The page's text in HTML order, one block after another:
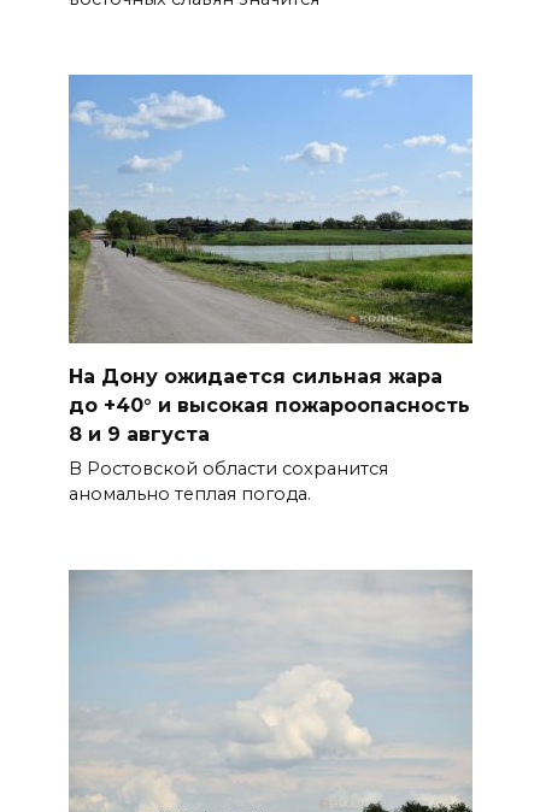
На Дону ожидается сильная жара
до +40° и высокая пожароопасность
8 и 9 августа
В Ростовской области сохранится
аномально теплая погода.